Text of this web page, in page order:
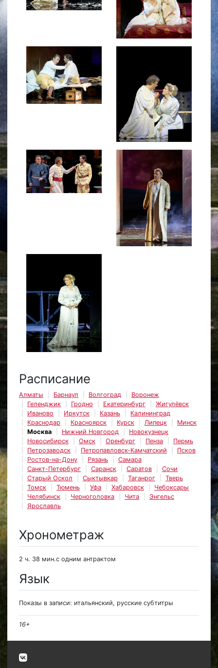
Расписание
Алматы Барнаул Волгоград
Воронеж
Геленджик
Гродно Екатеринбург
Жигулёвск
Иваново
Иркутск Казань
Калининград
Краснодар
Красноярск Курск Липецк
Минск
Москва
Нижний Новгород
Новокузнецк
Новосибирск
Омск Оренбург Пенза
Пермь
Петрозаводск
Петропавловск-Камчатский
Псков
Ростов-на-Дону
Рязань
Самара
Санкт-Петербург
Саранск Саратов
Сочи
Старый Оскол
Сыктывкар Таганрог
Тверь
Томск
Тюмень Уфа Хабаровск
Чебоксары
Челябинск
Черноголовка Чита
Энгельс
Ярославль
Хронометраж
2 ч. 38 мин.с одним антрактом
Язык
Показы в записи: итальянский, русские субтитры
16+